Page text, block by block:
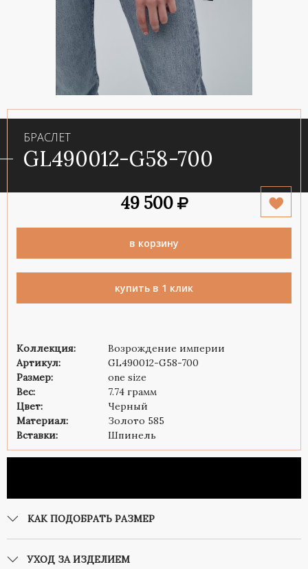
БРАСЛЕТ
GL490012-G58-700
49 500
в корзину
купить в 1 клик
Коллекция:
Возрождение империи
Артикул:
GL490012-G58-700
Размер:
one size
Вес:
7.74 грамм
Цвет:
Черный
Материал:
Золото 585
Вставки:
Шпинель
КАК ПОДОБРАТЬ РАЗМЕР
УХОД ЗА ИЗДЕЛИЕМ